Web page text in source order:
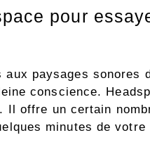
pour
aux paysages sonores
conscience.
Il offre un certain
minutes de votre